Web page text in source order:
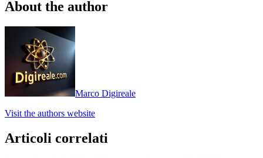
About the author
Marco Digireale
Visit the authors website
Articoli correlati